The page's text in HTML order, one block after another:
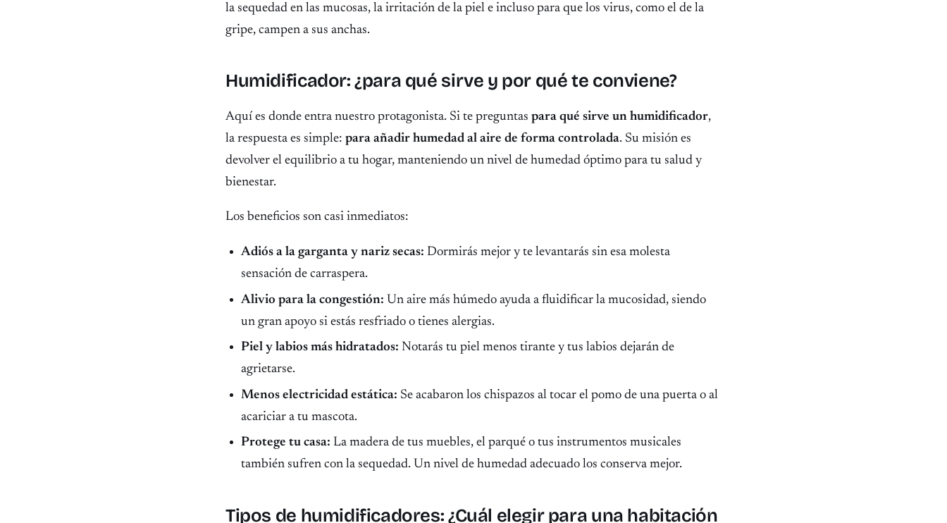
la sequedad en las mucosas, la irritación de la piel e incluso para que los virus, como el de la
gripe, campen a sus anchas.
Humidificador: ¿para qué sirve y por qué te conviene?
Aquí es donde entra nuestro protagonista. Si te preguntas para qué sirve un humidificador,
la respuesta es simple: para añadir humedad al aire de forma controlada. Su misión es
devolver el equilibrio a tu hogar, manteniendo un nivel de humedad óptimo para tu salud y
bienestar.
Los beneficios son casi inmediatos:
Adiós a la garganta y nariz secas: Dormirás mejor y te levantarás sin esa molesta
sensación de carraspera.
Alivio para la congestión: Un aire más húmedo ayuda a fluidificar la mucosidad, siendo
un gran apoyo si estás resfriado o tienes alergias.
Piel y labios más hidratados: Notarás tu piel menos tirante y tus labios dejarán de
agrietarse.
Menos electricidad estática: Se acabaron los chispazos al tocar el pomo de una puerta o al
acariciar a tu mascota.
Protege tu casa: La madera de tus muebles, el parqué o tus instrumentos musicales
también sufren con la sequedad. Un nivel de humedad adecuado los conserva mejor.
Tipos de humidificadores: ¿Cuál elegir para una habitación